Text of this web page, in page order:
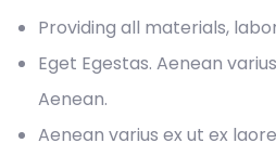
Providing all materials,
Eget Egestas. Aenean
Aenean.
Aenean varius ex ut ex